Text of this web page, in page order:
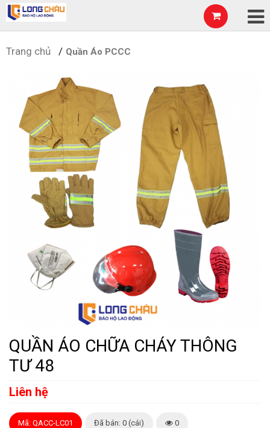
Trang chủ Quần Áo PCCC
QUẦN ÁO CHỮA CHÁY THÔNG
TƯ 48
Liên hệ
Mã: QACC-LC01 Đã bán: 0 (cái) 0